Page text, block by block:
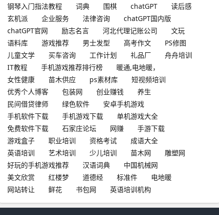
钢琴入门指法教程
词典 围棋 chatGPT
读后感
玄机派
企业服务 法律咨询
chatGPT国内版
chatGPT官网
励志名言 河北代理记账公司
文玩
语料库
游戏推荐 男士发型 高考作文
PS修图
儿童文学
买车咨询 工作计划 礼品厂
舟舟培训
IT教程
手机游戏推荐排行榜
暖通,电地暖，
女性健康
苗木供应 ps素材库
短视频培训
优秀个人博客
包装网 创业赚钱
养生
民间借贷律师
绿色软件
安卓手机游戏
手机软件下载
手机游戏下载
单机游戏大全
免费软件下载
石家庄论坛 网赚
手游下载
游戏盒子
职业培训 资格考试
成语大全
英语培训
艺术培训 少儿培训 苗木网
雕塑网
好玩的手机游戏推荐
汉语词典
中国机械网
美文欣赏
红楼梦 道德经 标准件
电地暖
网站转让
鲜花 书包网 英语培训机构